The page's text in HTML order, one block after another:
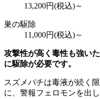
13,200円(税込)～
巣の駆除
11,000円(税込)～
攻撃性が高く毒性も強い
に駆除が必要です。
スズメバチは毒液が続く
に、警報フェロモンを出